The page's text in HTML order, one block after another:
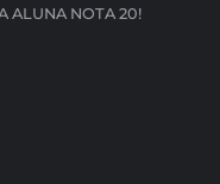
ALUNA NOTA 20!